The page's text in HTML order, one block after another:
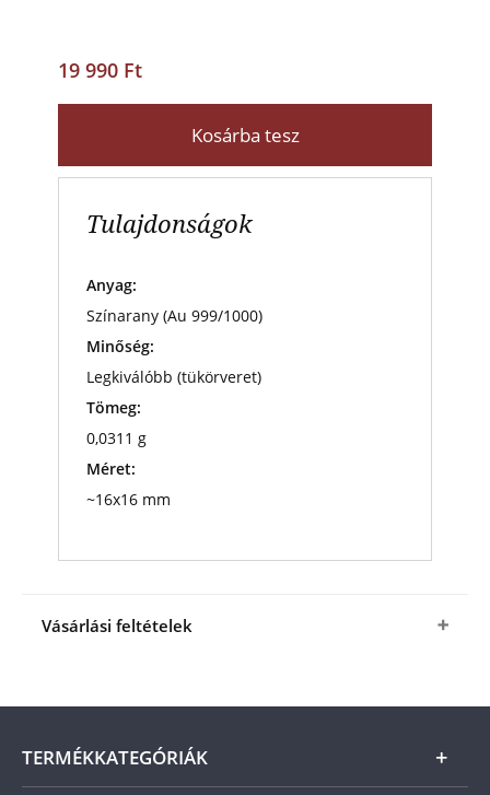
19 990 Ft
Kosárba tesz
Tulajdonságok
Anyag:
Színarany (Au 999/1000)
Minőség:
Legkiválóbb (tükörveret)
Tömeg:
0,0311 g
Méret:
~16x16 mm
Vásárlási feltételek
színarany érmet díszdobozban
ben megjelölt csomagolási és postaköltség).
termék ára online, vagy szállításkor a futárnak
vagy a termékhez csatolt fizetési szelvényen, a
TERMÉKKATEGÓRIÁK